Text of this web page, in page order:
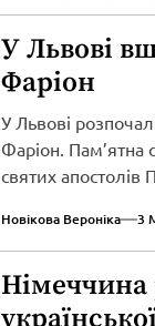
У Львові
Фаріон
У Львові
Фаріон. Пам’ятна
святих апостолів
Новікова Вероніка 3
Німеччина